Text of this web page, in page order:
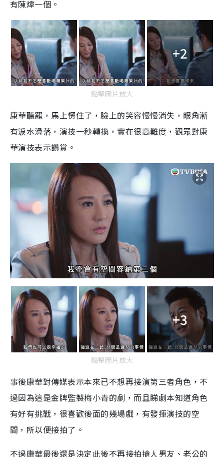
有陳煒一個。
+2
點擊圖片放大
康華聽罷，馬上愣住了，臉上的笑容慢慢消失，眼角漸
有淚水滑落，演技一秒轉換，實在很高難度，觀眾對康
華演技表示讚賞。
+3
點擊圖片放大
事後康華對傳媒表示本來已不想再接演第三者角色，不
過因為這是金牌監製梅小青的劇，而且睇劇本知道角色
有好有挑戰，很喜歡後面的幾場戲，有發揮演技的空
間，所以便接拍了。
不過康華最後還是決定此後不再接拍搶人男友、老公的